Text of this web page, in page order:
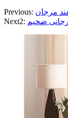
Previous: مرجان
Next2: ضخیم